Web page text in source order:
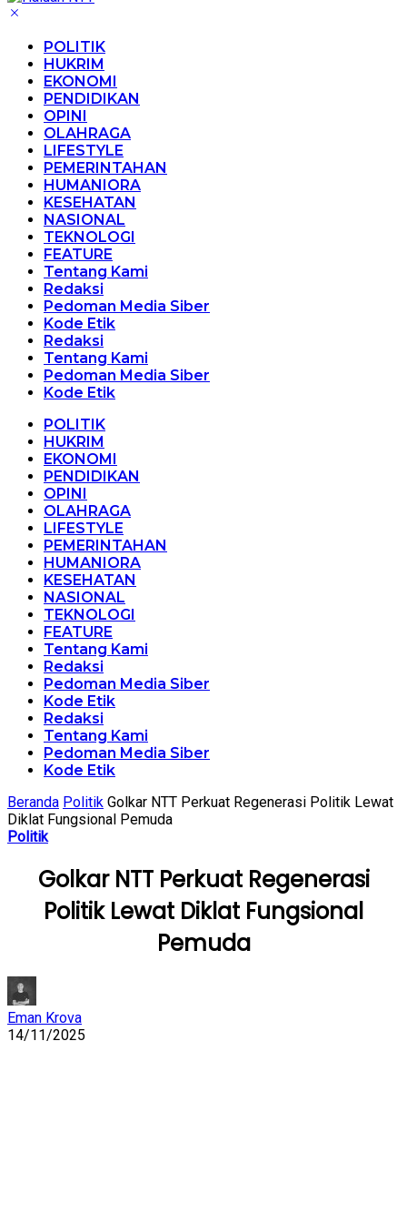
POLITIK
HUKRIM
EKONOMI
PENDIDIKAN
OPINI
OLAHRAGA
LIFESTYLE
PEMERINTAHAN
HUMANIORA
KESEHATAN
NASIONAL
TEKNOLOGI
FEATURE
Tentang Kami
Redaksi
Pedoman Media Siber
Kode Etik
Redaksi
Tentang Kami
Pedoman Media Siber
Kode Etik
POLITIK
HUKRIM
EKONOMI
PENDIDIKAN
OPINI
OLAHRAGA
LIFESTYLE
PEMERINTAHAN
HUMANIORA
KESEHATAN
NASIONAL
TEKNOLOGI
FEATURE
Tentang Kami
Redaksi
Pedoman Media Siber
Kode Etik
Redaksi
Tentang Kami
Pedoman Media Siber
Kode Etik
Beranda Politik Golkar NTT Perkuat Regenerasi Politik Lewat
Diklat Fungsional Pemuda
Politik
Golkar NTT Perkuat Regenerasi
Politik Lewat Diklat Fungsional
Pemuda
Eman Krova
14/11/2025